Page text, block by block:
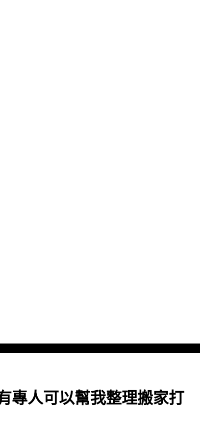
專人可以幫我整理搬家打